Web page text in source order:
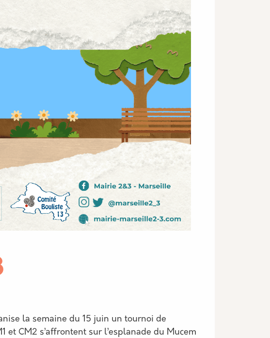
la semaine du 15 juin un tournoi de
CM2 s’affrontent sur l’esplanade du Mucem